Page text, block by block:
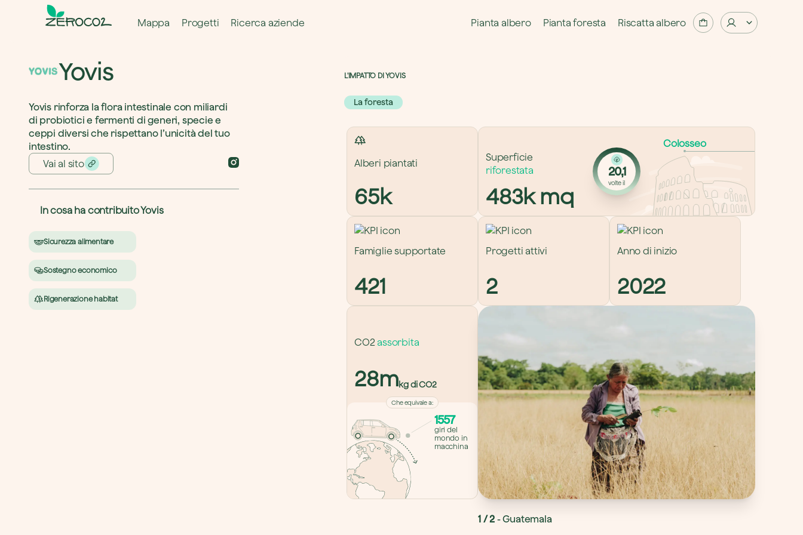
Mappa Progetti Ricerca aziende Pianta albero Pianta foresta Riscatta albero
Yovis
Yovis rinforza la flora intestinale con miliardi
di probiotici e fermenti di generi, specie e
ceppi diversi che rispettano l’unicità del tuo
intestino.
Vai al sito
In cosa ha contribuito Yovis
Sicurezza alimentare
Sostegno economico
Rigenerazione habitat
L'IMPATTO DI YOVIS
La foresta
Alberi piantati
65k
20,1
volte il
Superficie
riforestata
483k mq
Colosseo
Famiglie supportate
421
Progetti attivi
2
Anno di inizio
2022
CO2 assorbita
28mkg di CO2
Che equivale a:
1557
giri del
mondo in
macchina
1 / 2 - Guatemala